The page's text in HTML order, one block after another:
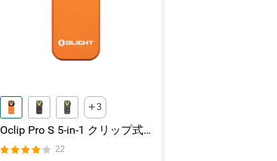
3
Oclip Pro S 5-in-1 クリップ式
懐中電灯 UV & RGB 5光源搭載
充電式ミニライト
22